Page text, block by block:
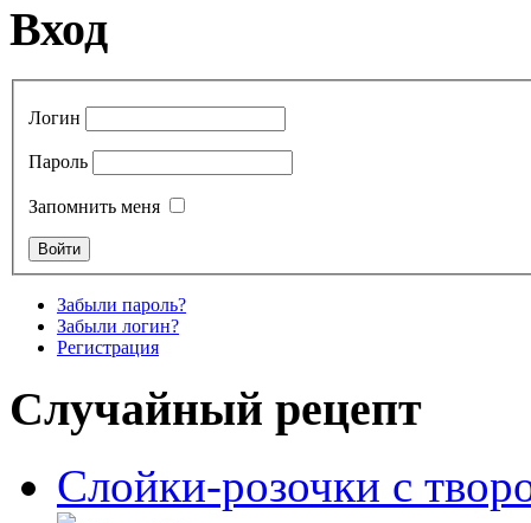
Вход
Логин
Пароль
Запомнить меня
Забыли пароль?
Забыли логин?
Регистрация
Случайный рецепт
Слойки-розочки с